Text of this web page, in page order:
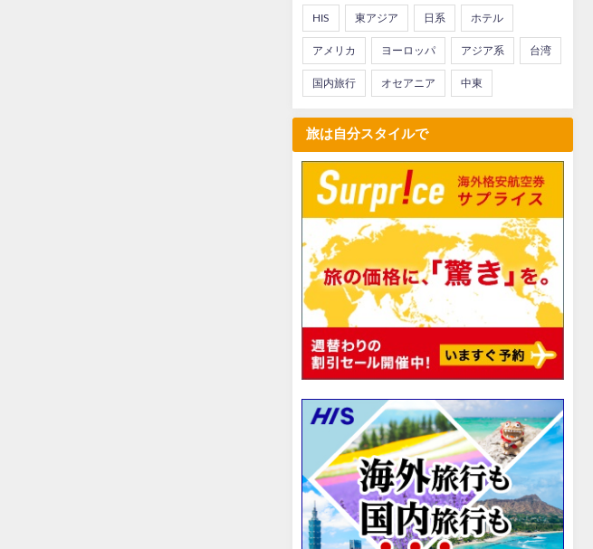
HIS 東アジア 日系 ホテル
アメリカ ヨーロッパ アジア系 台湾
国内旅行 オセアニア 中東
旅は自分スタイルで